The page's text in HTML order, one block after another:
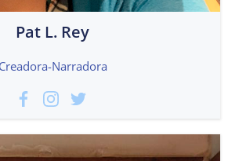
Pat L. Rey
Creadora-Narradora